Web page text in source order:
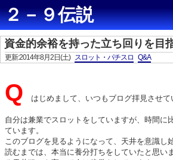
２－９伝説
資金的余裕を持った立ち回りを目
更新:2014年8月2日(土) スロット・パチスロ Q&A
Q はじめまして、いつもブログ拝見させて
自分は兼業でスロットをしていますが、時間に
ています。
このブログを見るようになって、天井を意識し
読むまでは、本当に養分打ちをしていたと思い